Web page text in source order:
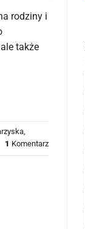
rodziny i
także
1 Komentarz